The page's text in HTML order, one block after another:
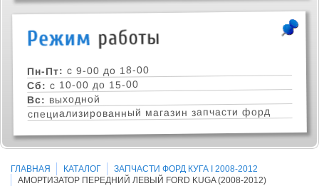
Пн-Пт: с 9-00 до 18-00
Сб: с 10-00 до 15-00
Вс: выходной
специализированный магазин запчасти форд
ГЛАВНАЯ КАТАЛОГ
ЗАПЧАСТИ ФОРД КУГА I 2008-2012
АМОРТИЗАТОР ПЕРЕДНИЙ ЛЕВЫЙ FORD KUGA (2008-2012)